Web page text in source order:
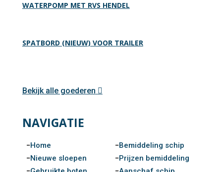
WATERPOMP MET RVS HENDEL
SPATBORD (NIEUW) VOOR TRAILER
Bekijk alle goederen
NAVIGATIE
Home
Nieuwe sloepen
Bemiddeling schip
Prijzen bemiddeling